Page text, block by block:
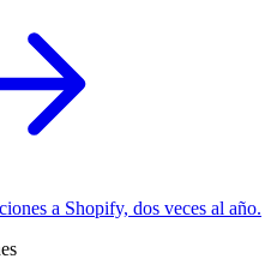
a Shopify, dos veces al año.